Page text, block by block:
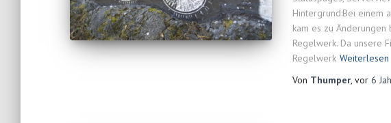
Hintergrund:Bei einem
kam es zu
Regelwerk. Da unsere
Regelwerk Weiterlesen
Von Thumper , vor 6